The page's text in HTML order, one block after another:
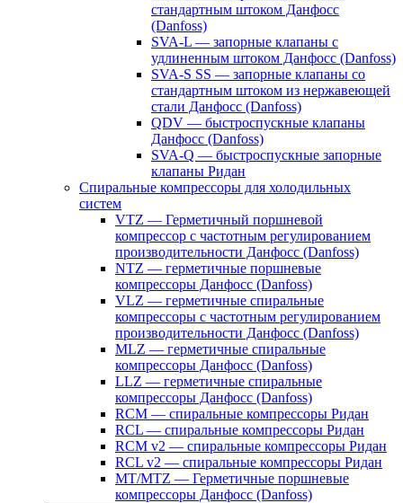
стандартным штоком Данфосс
(Danfoss)
SVA-L — запорные клапаны с
удлиненным штоком Данфосс (Danfoss)
SVA-S SS — запорные клапаны со
стандартным штоком из нержавеющей
стали Данфосс (Danfoss)
QDV — быстроспускные клапаны
Данфосс (Danfoss)
SVA-Q — быстроспускные запорные
клапаны Ридан
Спиральные компрессоры для холодильных
систем
VTZ — Герметичный поршневой
компрессор с частотным регулированием
производительности Данфосс (Danfoss)
NTZ — герметичные поршневые
компрессоры Данфосс (Danfoss)
VLZ — герметичные спиральные
компрессоры с частотным регулированием
производительности Данфосс (Danfoss)
MLZ — герметичные спиральные
компрессоры Данфосс (Danfoss)
LLZ — герметичные спиральные
компрессоры Данфосс (Danfoss)
RCM — спиральные компрессоры Ридан
RCL — спиральные компрессоры Ридан
RCM v2 — спиральные компрессоры Ридан
RCL v2 — спиральные компрессоры Ридан
MT/MTZ — Герметичные поршневые
компрессоры Данфосс (Danfoss)